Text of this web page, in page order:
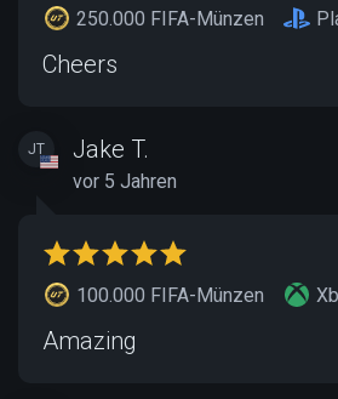
250.000 FIFA-Münzen
Cheers
JT Jake T.
vor 5 Jahren
100.000 FIFA-Münzen
Amazing